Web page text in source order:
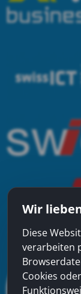
Wir
Diese
verarbeiten
Cookies